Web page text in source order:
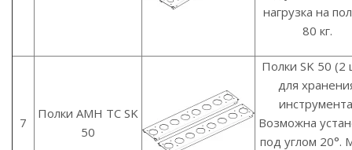
нагрузка на
80 кг.
7
Полки AMH TC SK
50
Полки SK 50 (2
для
Возможна
под углом 20°.